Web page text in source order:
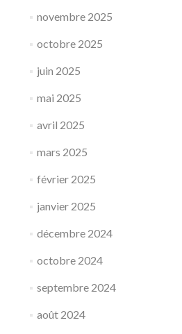
novembre 2025
octobre 2025
juin 2025
mai 2025
avril 2025
mars 2025
février 2025
janvier 2025
décembre 2024
octobre 2024
septembre 2024
août 2024